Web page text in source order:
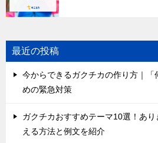
最近の投稿
今からできるガクチカの作り方｜「
めの緊急対策
ガクチカおすすめテーマ10選！あ
える方法と例文を紹介